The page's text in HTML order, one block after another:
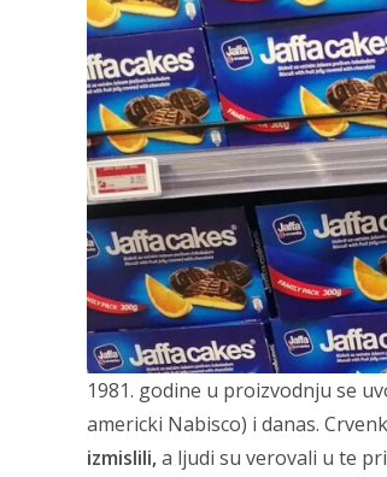
1981. godine u proizvodnju se
americki Nabisco) i danas.
izmislili,a ljudi su verovali u te